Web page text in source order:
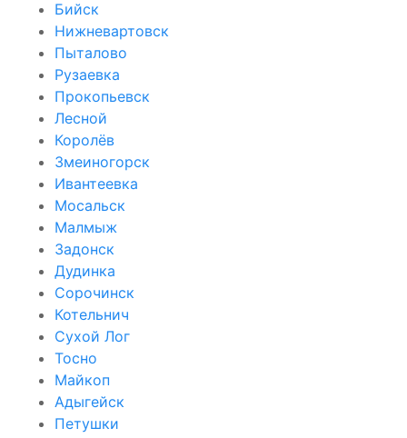
Бийск
Нижневартовск
Пыталово
Рузаевка
Прокопьевск
Лесной
Королёв
Змеиногорск
Ивантеевка
Мосальск
Малмыж
Задонск
Дудинка
Сорочинск
Котельнич
Сухой Лог
Тосно
Майкоп
Адыгейск
Петушки